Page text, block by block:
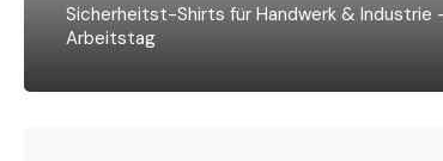
Sicherheitst-Shirts für Handwerk &
Arbeitstag